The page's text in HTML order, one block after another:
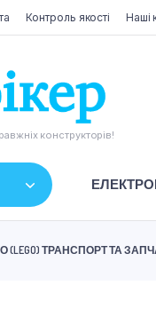
Контроль якості Наші
конструкторів!
(LEGO) ТРАНСПОРТ ТА